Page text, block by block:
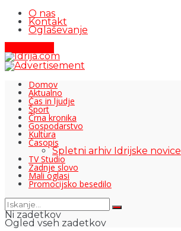
O nas
Kontakt
Oglaševanje
Domov
Aktualno
Čas in ljudje
Šport
Črna kronika
Gospodarstvo
Kultura
Časopis
Spletni arhiv Idrijske novice
TV Studio
Zadnje slovo
Mali oglasi
Promocijsko besedilo
Ni zadetkov
Ogled vseh zadetkov